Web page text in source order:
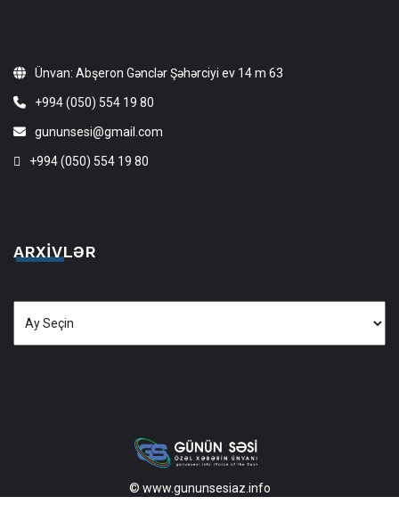
Ünvan: Abşeron Gənclər Şəhərciyi ev 14 m 63
+994 (050) 554 19 80
gununsesi@gmail.com
+994 (050) 554 19 80
ARXIVLƏR
Arxivlər
© www.gununsesiaz.info